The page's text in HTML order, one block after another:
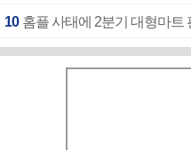
10 홈플 사태에 2분기 대형마트